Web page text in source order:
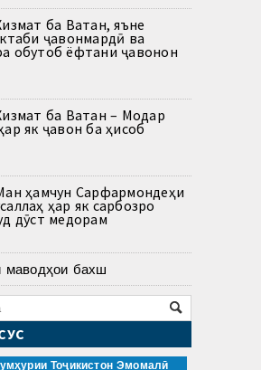
ба Ватан, яъне
ҷавонмардӣ ва
обутоб ёфтани ҷавонон
ба Ватан – Модар
як ҷавон ба ҳисоб
ҳамчун Сарфармондеҳи
ҳар як сарбозро
дӯст медорам
маводҳои бахш
Тоҷикистон Эмомалӣ